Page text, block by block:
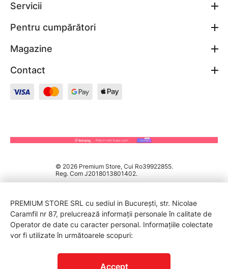
Servicii
Pentru cumpărători
Magazine
Contact
© 2026 Premium Store, Cui Ro39922855.
Reg. Com J2018013801402.
PREMIUM STORE SRL cu sediul in București, str. Nicolae
Caramfil nr 87, prelucrează informații personale în calitate de
Operator de date cu caracter personal. Informațiile colectate
vor fi utilizate în următoarele scopuri:
Accept